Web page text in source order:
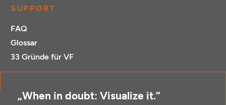
SUPPORT
FAQ
Glossar
33 Gründe für VF
„When in doubt: Visualize it.”